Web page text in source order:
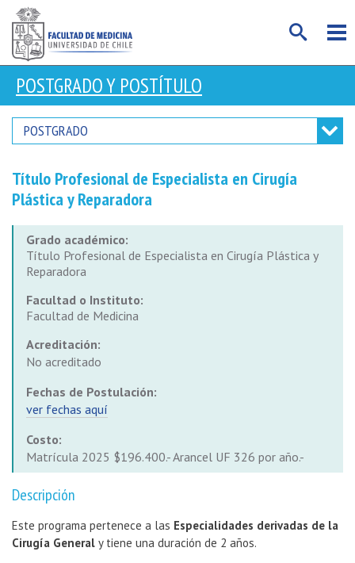
POSTGRADO Y POSTÍTULO
POSTGRADO
Título Profesional de Especialista en Cirugía
Plástica y Reparadora
Grado académico:
Título Profesional de Especialista en Cirugía Plástica y
Reparadora
Facultad o Instituto:
Facultad de Medicina
Acreditación:
No acreditado
Fechas de Postulación:
ver fechas aquí
Costo:
Matrícula 2025 $196.400.- Arancel UF 326 por año.-
Descripción
Este programa pertenece a las Especialidades derivadas de la
Cirugía General y tiene una duración de 2 años.